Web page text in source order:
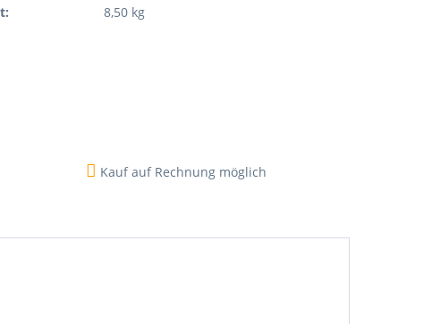
8,50 kg
Kauf auf Rechnung möglich